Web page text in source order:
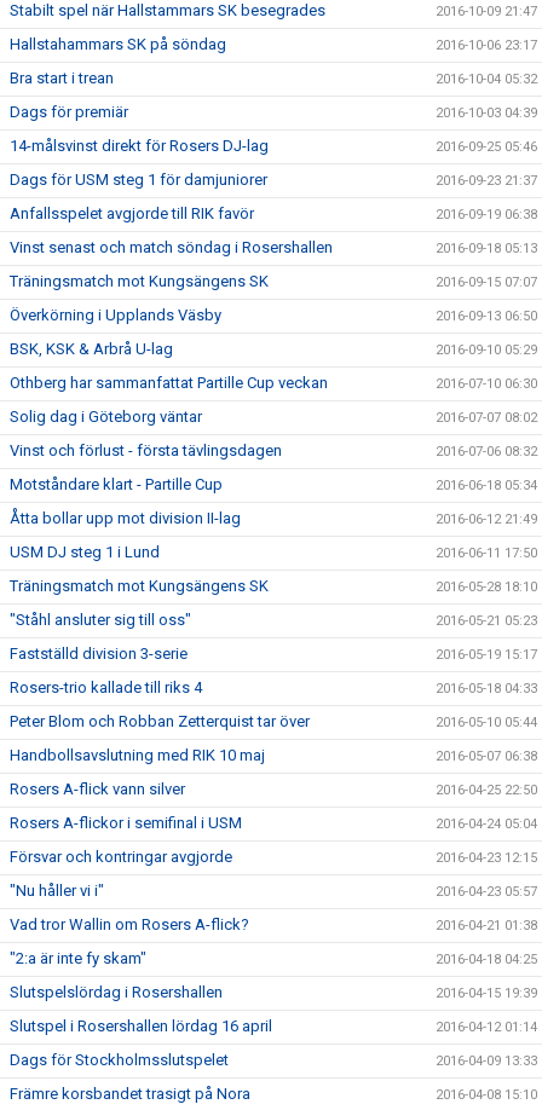
Stabilt spel när Hallstammars SK besegrades 2016-10-09 21:47
Hallstahammars SK på söndag 2016-10-06 23:17
Bra start i trean 2016-10-04 05:32
Dags för premiär 2016-10-03 04:39
14-målsvinst direkt för Rosers DJ-lag 2016-09-25 05:46
Dags för USM steg 1 för damjuniorer 2016-09-23 21:37
Anfallsspelet avgjorde till RIK favör 2016-09-19 06:38
Vinst senast och match söndag i Rosershallen 2016-09-18 05:13
Träningsmatch mot Kungsängens SK 2016-09-15 07:07
Överkörning i Upplands Väsby 2016-09-13 06:50
BSK, KSK & Arbrå U-lag 2016-09-10 05:29
Othberg har sammanfattat Partille Cup veckan 2016-07-10 06:30
Solig dag i Göteborg väntar 2016-07-07 08:02
Vinst och förlust - första tävlingsdagen 2016-07-06 08:32
Motståndare klart - Partille Cup 2016-06-18 05:34
Åtta bollar upp mot division II-lag 2016-06-12 21:49
USM DJ steg 1 i Lund 2016-06-11 17:50
Träningsmatch mot Kungsängens SK 2016-05-28 18:10
"Ståhl ansluter sig till oss" 2016-05-21 05:23
Fastställd division 3-serie 2016-05-19 15:17
Rosers-trio kallade till riks 4 2016-05-18 04:33
Peter Blom och Robban Zetterquist tar över 2016-05-10 05:44
Handbollsavslutning med RIK 10 maj 2016-05-07 06:38
Rosers A-flick vann silver 2016-04-25 22:50
Rosers A-flickor i semifinal i USM 2016-04-24 05:04
Försvar och kontringar avgjorde 2016-04-23 12:15
"Nu håller vi i" 2016-04-23 05:57
Vad tror Wallin om Rosers A-flick? 2016-04-21 01:38
"2:a är inte fy skam" 2016-04-18 04:25
Slutspelslördag i Rosershallen 2016-04-15 19:39
Slutspel i Rosershallen lördag 16 april 2016-04-12 01:14
Dags för Stockholmsslutspelet 2016-04-09 13:33
Främre korsbandet trasigt på Nora 2016-04-08 15:10